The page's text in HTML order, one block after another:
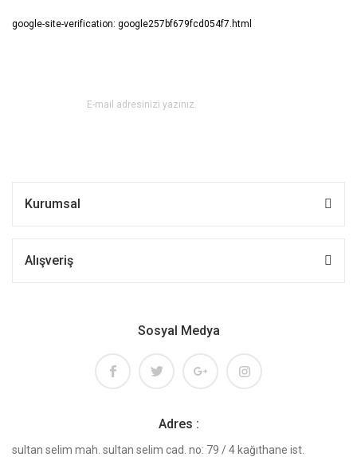
google-site-verification: google257bf679fcd054f7.html
Kurumsal
Alışveriş
Sosyal Medya
Adres :
sultan selim mah. sultan selim cad. no: 79 / 4 kağıthane ist.